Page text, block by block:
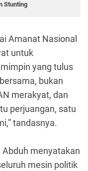
Stunting
Amanat Nasional
untuk
yang tulus
bukan
merakyat, dan
perjuangan, satu
tandasnya.
Abduh menyatakan
mesin politik